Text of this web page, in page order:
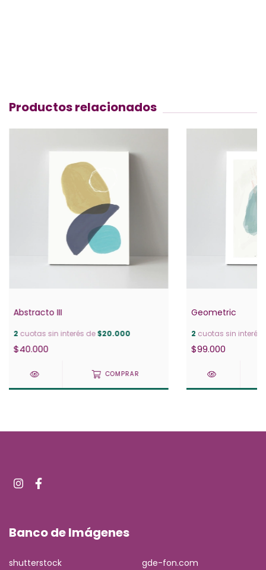
Productos relacionados
Abstracto III
2 cuotas sin interés de$20.000
$40.000
COMPRAR
Geometric
2 cuotas sin interés
$99.000
Banco de Imágenes
shutterstock gde-fon.com